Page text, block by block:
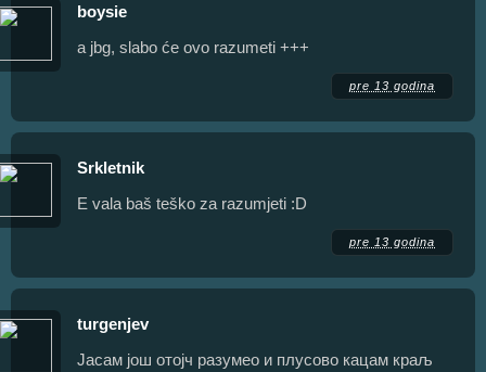
boysie
a jbg, slabo će ovo razumeti +++
pre 13 godina
Srkletnik
E vala baš teško za razumjeti :D
pre 13 godina
turgenjev
Јасам још отојч разумео и плусово кацам краљ